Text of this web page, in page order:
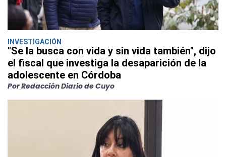
INVESTIGACIÓN
"Se la busca con vida y sin vida también", dijo
el fiscal que investiga la desaparición de la
adolescente en Córdoba
Por Redacción Diario de Cuyo